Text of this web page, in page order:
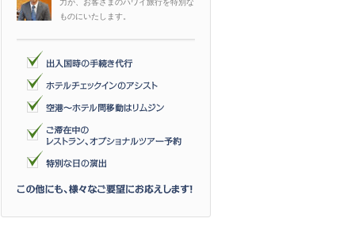
力が、お客さまのハワイ旅行を特別な
ものにいたします。